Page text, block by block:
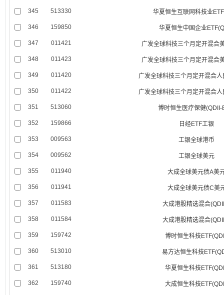
345 513330 华夏恒生互联网科技业
346 159850 华夏恒生中国企业
347 011421 广发全球科技三个月定开混合
348 011423 广发全球科技三个月定开混合
349 011420 广发全球科技三个月定开混合
350 011422 广发全球科技三个月定开混合
351 513060 博时恒生医疗保健(QDII-
352 159866 日经ETF工银
353 009563 工银全球港币
354 009562 工银全球美元
355 011940 大成全球美元债A美
356 011941 大成全球美元债C美
357 011583 大成港股精选混合
358 011584 大成港股精选混合
359 159742 博时恒生科技
360 513010 易方达恒生科技
361 513180 华夏恒生科技
362 159740 大成恒生科技